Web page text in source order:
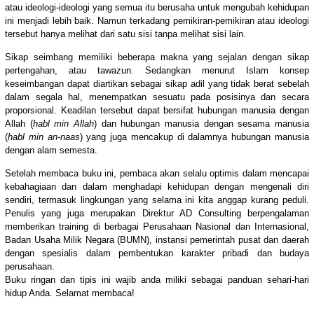
atau ideologi-ideologi yang semua itu berusaha untuk mengubah kehidupan
ini menjadi lebih baik. Namun terkadang pemikiran-pemikiran atau ideologi
tersebut hanya melihat dari satu sisi tanpa melihat sisi lain.
Sikap seimbang memiliki beberapa makna yang sejalan dengan sikap
pertengahan, atau tawazun. Sedangkan menurut Islam konsep
keseimbangan dapat diartikan sebagai sikap adil yang tidak berat sebelah
dalam segala hal, menempatkan sesuatu pada posisinya dan secara
proporsional. Keadilan tersebut dapat bersifat hubungan manusia dengan
Allah (habl min Allah) dan hubungan manusia dengan sesama manusia
(habl min an-naas) yang juga mencakup di dalamnya hubungan manusia
dengan alam semesta.
Setelah membaca buku ini, pembaca akan selalu optimis dalam mencapai
kebahagiaan dan dalam menghadapi kehidupan dengan mengenali diri
sendiri, termasuk lingkungan yang selama ini kita anggap kurang peduli.
Penulis yang juga merupakan Direktur AD Consulting berpengalaman
memberikan training di berbagai Perusahaan Nasional dan Internasional,
Badan Usaha Milik Negara (BUMN), instansi pemerintah pusat dan daerah
dengan spesialis dalam pembentukan karakter pribadi dan budaya
perusahaan.
Buku ringan dan tipis ini wajib anda miliki sebagai panduan sehari-hari
hidup Anda. Selamat membaca!